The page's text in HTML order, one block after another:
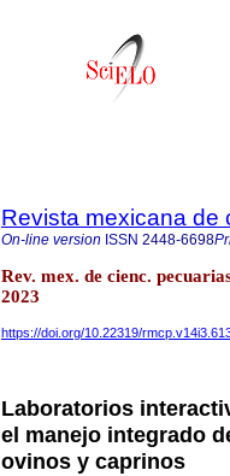
Revista mexicana de
On-line version ISSN 2448-6698
Rev. mex. de cienc.
2023
https://doi.org/10.22319/
Laboratorios
el manejo integrado
ovinos y caprinos